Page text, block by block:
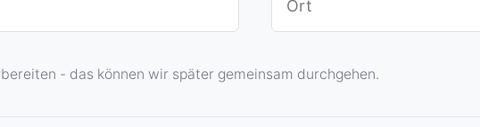
- das können wir später gemeinsam durchgehen.